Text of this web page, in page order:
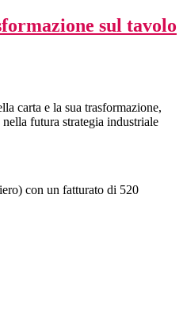
sul tavolo
carta e la sua trasformazione,
futura strategia industriale
con un fatturato di 520